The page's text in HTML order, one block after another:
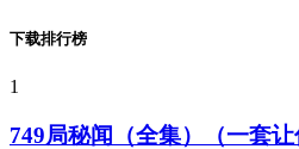
下载排行榜
1
749局秘闻（全集）（一套